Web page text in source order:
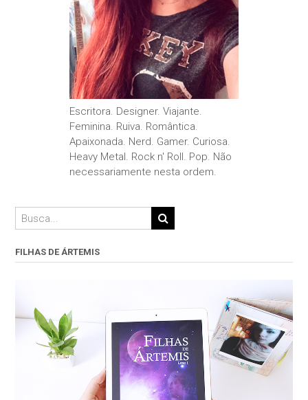
Escritora. Designer. Viajante.
Feminina. Ruiva. Romântica.
Apaixonada. Nerd. Gamer. Curiosa.
Heavy Metal. Rock n' Roll. Pop. Não
necessariamente nesta ordem.
FILHAS DE ÁRTEMIS